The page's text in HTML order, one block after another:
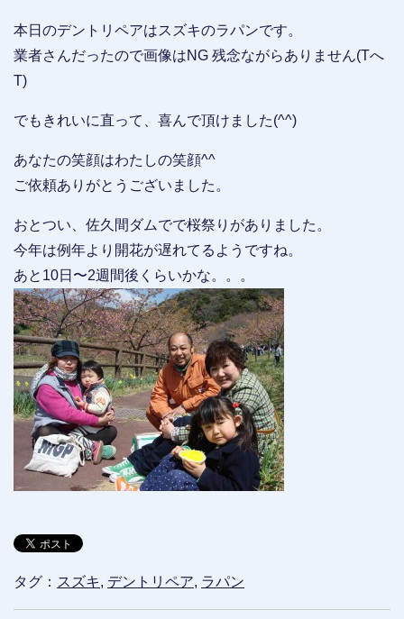
本日のデントリペアはスズキのラパンです。
業者さんだったので画像はNG 残念ながらありません(Tへ
T)
でもきれいに直って、喜んで頂けました(^^)
あなたの笑顔はわたしの笑顔^^
ご依頼ありがとうございました。
おとつい、佐久間ダムでで桜祭りがありました。
今年は例年より開花が遅れてるようですね。
あと10日〜2週間後くらいかな。。。
タグ： スズキ, デントリペア, ラパン